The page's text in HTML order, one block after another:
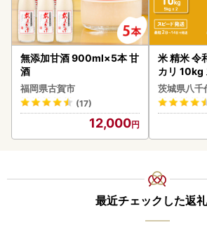
無添加甘酒 900ml×5本 甘
酒
福岡県古賀市
(17)
12,000
米 精米 令
カリ 10kg
茨城県八千
最近チェックした返